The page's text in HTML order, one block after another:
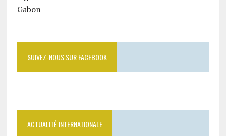
SUIVEZ-NOUS SUR FACEBOOK
ACTUALITÉ INTERNATIONALE